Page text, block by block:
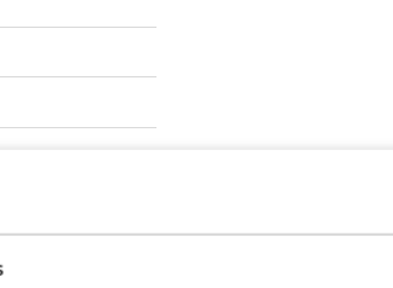
houden het
Gravel
Hanger,
fender kit